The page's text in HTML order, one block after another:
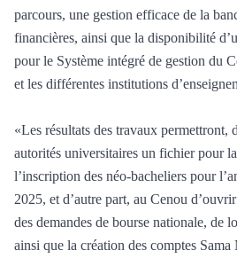
parcours, une gestion efficace de la
financières, ainsi que la disponibilité
pour le Système intégré de gestion du
et les différentes institutions
«Les résultats des travaux permettront,
autorités universitaires un fichier pour
l’inscription des néo-bacheliers pour
2025, et d’autre part, au Cenou
des demandes de bourse nationale, de
ainsi que la création des comptes Sama